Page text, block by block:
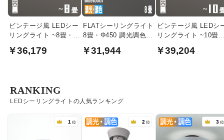
ビンテージ風 LEDシー
リングライト ~8畳・調
￥36,179
FLATシーリングライト
8畳・Φ450 調光調色
￥31,944
ビンテージ風 LEDシ
リングライト ~10畳
￥39,204
LEDシーリングライトの人気ランキング
RANKING
1 位 2 位 3 位